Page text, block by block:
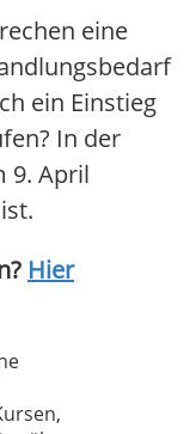
eine
ein Einstieg
In der
9. April
Hier